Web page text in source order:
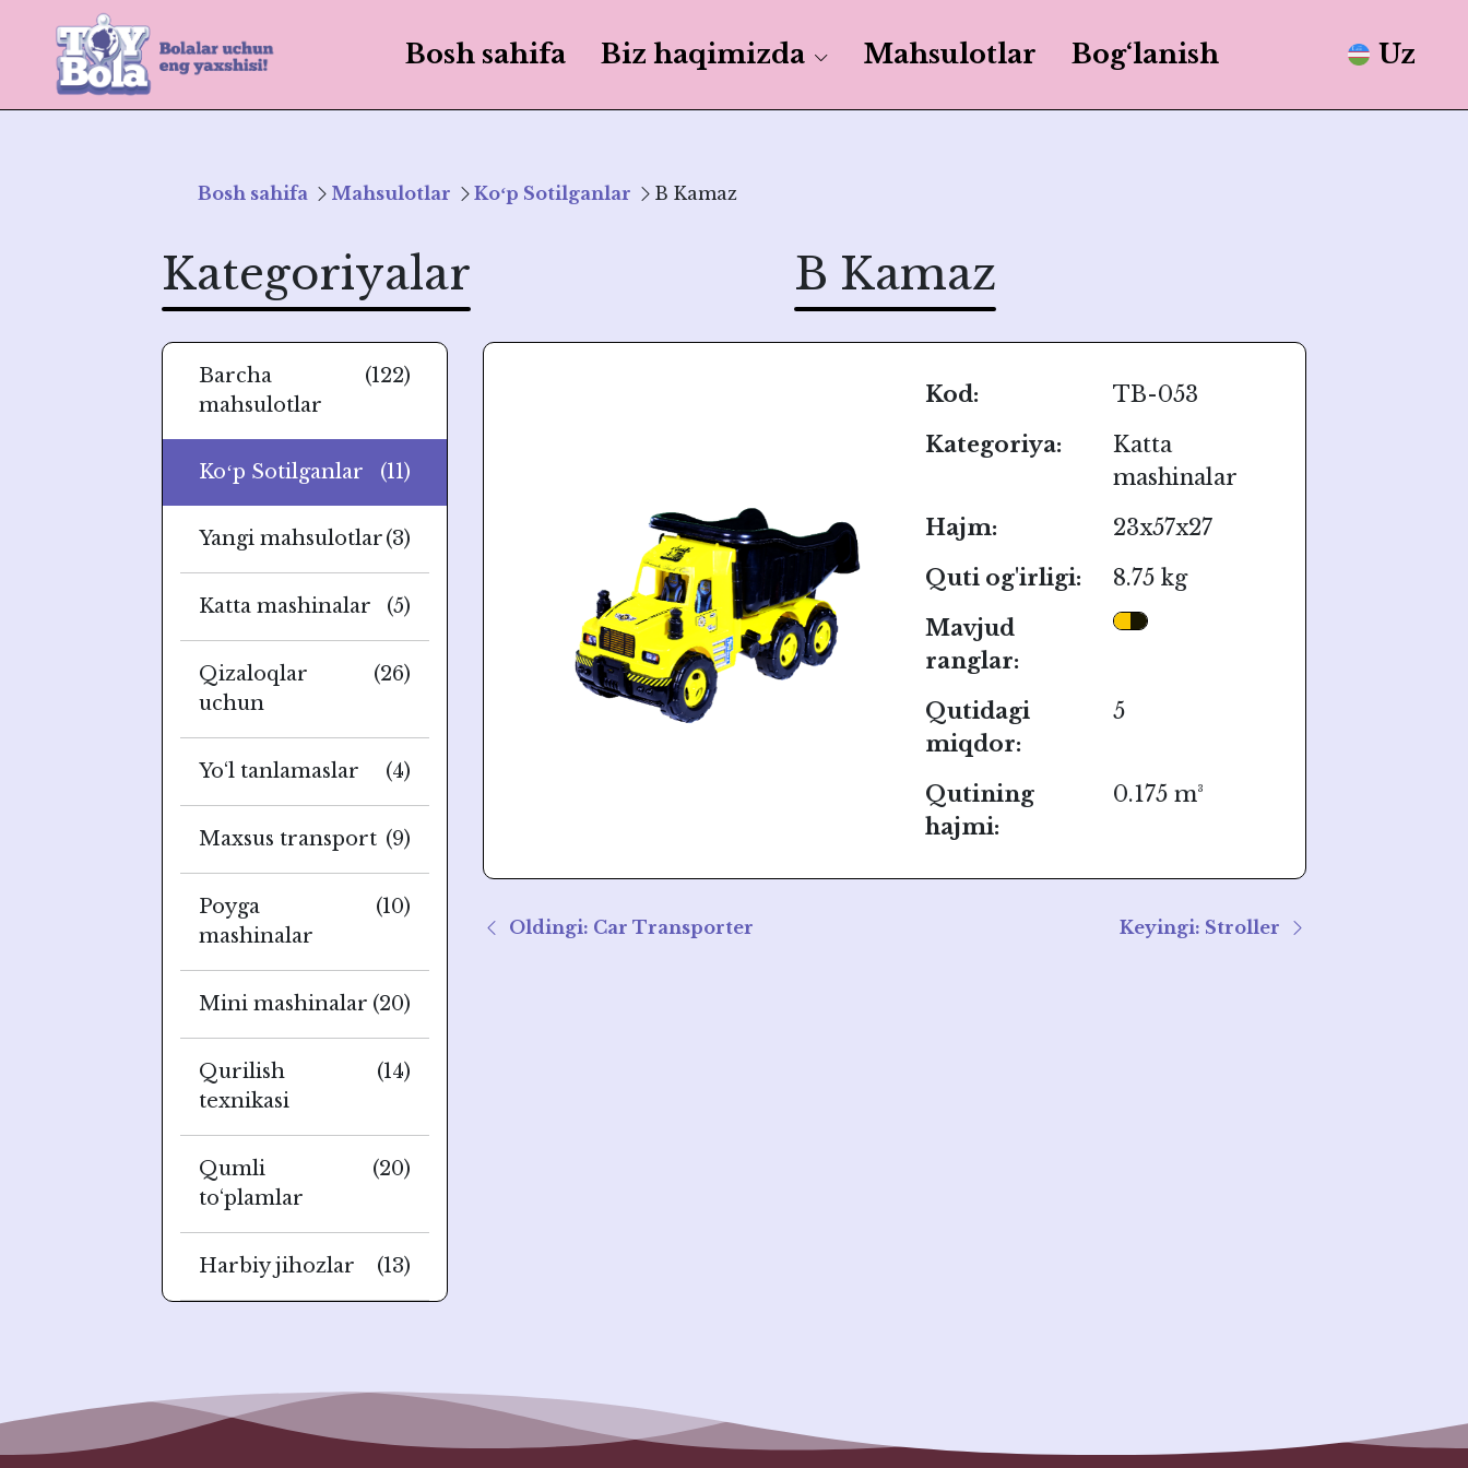
Bosh sahifa Biz haqimizda Mahsulotlar Bog‘lanish Uz
Bosh sahifa Mahsulotlar Koʻp Sotilganlar B Kamaz
Kategoriyalar B Kamaz
Barcha
mahsulotlar
(122)
Koʻp Sotilganlar (11)
Yangi mahsulotlar(3)
Katta mashinalar (5)
Qizaloqlar
uchun
(26)
Yo‘l tanlamaslar (4)
Maxsus transport (9)
Poyga
mashinalar
(10)
Mini mashinalar (20)
Qurilish
texnikasi
(14)
Qumli
to‘plamlar
(20)
Harbiy jihozlar (13)
Kod:
TB-053
Kategoriya:
Katta
mashinalar
Hajm:
23x57x27
Quti og'irligi:
8.75 kg
Mavjud
ranglar:
Qutidagi
miqdor:
5
Qutining
hajmi:
0.175 m³
Oldingi: Car Transporter Keyingi: Stroller